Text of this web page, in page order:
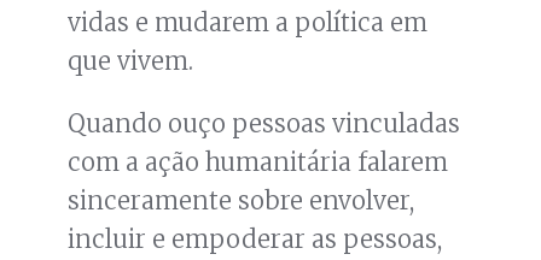
vidas e mudarem a política em
que vivem.
Quando ouço pessoas vinculadas
com a ação humanitária falarem
sinceramente sobre envolver,
incluir e empoderar as pessoas,